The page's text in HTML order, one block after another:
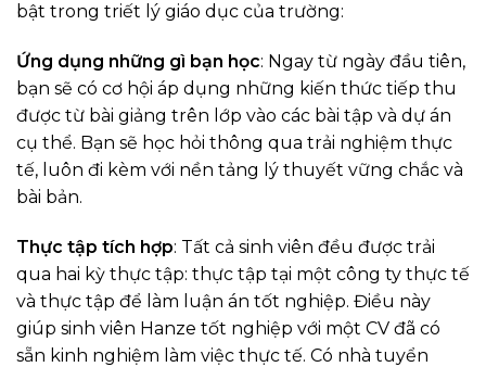
bật trong triết lý giáo dục của trường:
Ứng dụng những gì bạn học: Ngay từ ngày đầu tiên,
bạn sẽ có cơ hội áp dụng những kiến thức tiếp thu
được từ bài giảng trên lớp vào các bài tập và dự án
cụ thể. Bạn sẽ học hỏi thông qua trải nghiệm thực
tế, luôn đi kèm với nền tảng lý thuyết vững chắc và
bài bản.
Thực tập tích hợp: Tất cả sinh viên đều được trải
qua hai kỳ thực tập: thực tập tại một công ty thực tế
và thực tập để làm luận án tốt nghiệp. Điều này
giúp sinh viên Hanze tốt nghiệp với một CV đã có
sẵn kinh nghiệm làm việc thực tế. Có nhà tuyển